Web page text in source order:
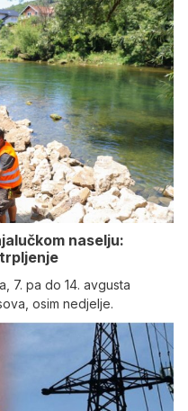
naselju:
7. pa do 14. avgusta
osim nedjelje.